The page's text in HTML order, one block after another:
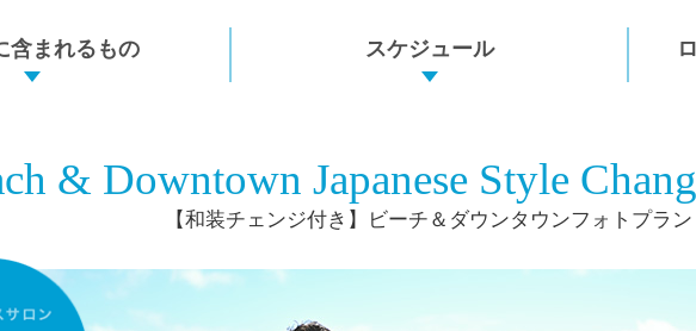
含まれるもの スケジュール
& Downtown Japanese Style
【和装チェンジ付き】ビーチ＆ダウンタウンフォトプラン